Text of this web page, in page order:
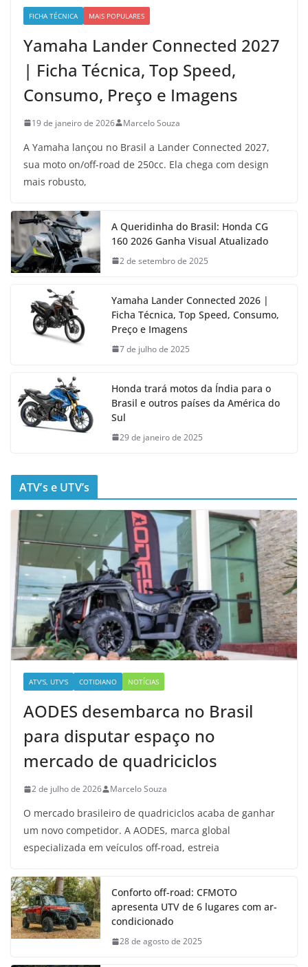
FICHA TÉCNICA MAIS POPULARES
Yamaha Lander Connected 2027
| Ficha Técnica, Top Speed,
Consumo, Preço e Imagens
19 de janeiro de 2026 Marcelo Souza
A Yamaha lançou no Brasil a Lander Connected 2027,
sua moto on/off-road de 250cc. Ela chega com design
mais robusto,
A Queridinha do Brasil: Honda CG
160 2026 Ganha Visual Atualizado
2 de setembro de 2025
Yamaha Lander Connected 2026 |
Ficha Técnica, Top Speed, Consumo,
Preço e Imagens
7 de julho de 2025
Honda trará motos da Índia para o
Brasil e outros países da América do
Sul
29 de janeiro de 2025
ATV’s e UTV’s
ATV'S, UTV'S COTIDIANO NOTÍCIAS
AODES desembarca no Brasil
para disputar espaço no
mercado de quadriciclos
2 de julho de 2026 Marcelo Souza
O mercado brasileiro de quadriciclos acaba de ganhar
um novo competidor. A AODES, marca global
especializada em veículos off-road, estreia
Conforto off-road: CFMOTO
apresenta UTV de 6 lugares com ar-
condicionado
28 de agosto de 2025